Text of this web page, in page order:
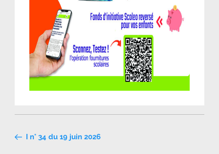
Navigation
I n° 34 du 19 juin 2026